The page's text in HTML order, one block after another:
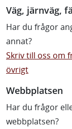
Väg, järnväg,
Har du frågor
annat?
Skriv till oss om
övrigt
Webbplatsen
Har du frågor
webbplatsen?